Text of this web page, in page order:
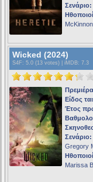
Σενάριο:
McKinnon
Wicked (2024)
S4F : 5.0 (13 votes) | iMDB: 7.3
Είδος
Έτος
Σενάριο:
Gregory
Marissa